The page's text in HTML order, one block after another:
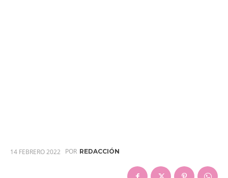
14 FEBRERO 2022 POR REDACCIÓN